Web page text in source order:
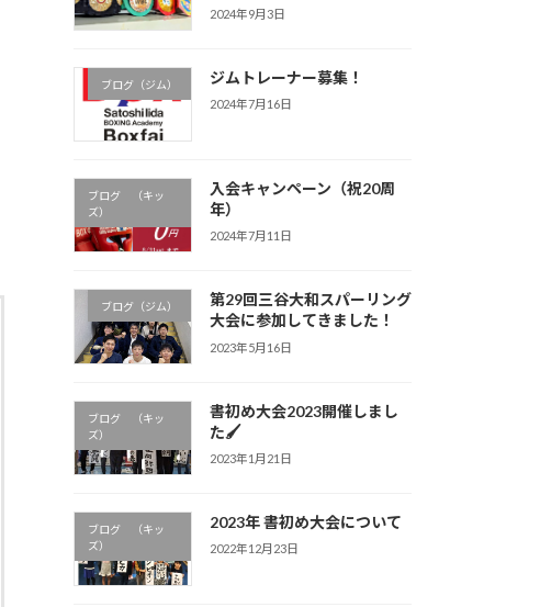
2024年9月3日
ブログ（ジム） ジムトレーナー募集！
2024年7月16日
ブログ （キッ
ズ）
入会キャンペーン（祝20周
年）
2024年7月11日
ブログ（ジム）
第29回三谷大和スパーリング
大会に参加してきました！
2023年5月16日
ブログ （キッ
ズ）
書初め大会2023開催しまし
た🖌
2023年1月21日
ブログ （キッ
ズ）
2023年 書初め大会について
2022年12月23日